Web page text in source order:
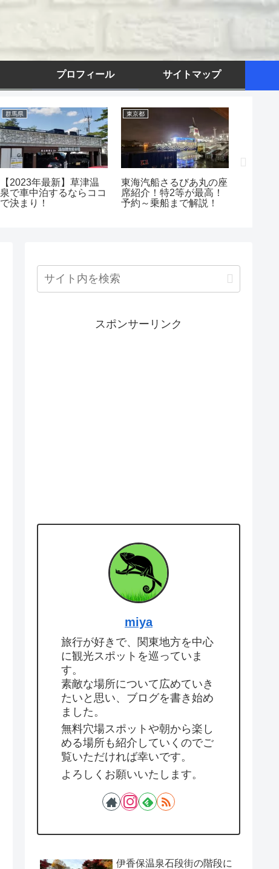
プロフィール サイトマップ
群馬県
【2023年最新】草津温
泉で車中泊するならココ
で決まり！
東京都
東海汽船さるびあ丸の座
席紹介！特2等が最高！
予約～乗船まで解説！
スポンサーリンク
miya
旅行が好きで、関東地方を中心
に観光スポットを巡っていま
す。
素敵な場所について広めていき
たいと思い、ブログを書き始め
ました。
無料穴場スポットや朝から楽し
める場所も紹介していくのでご
覧いただければ幸いです。
よろしくお願いいたします。
伊香保温泉石段街の階段に